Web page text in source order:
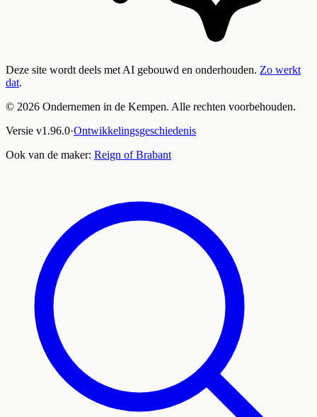
Deze site wordt deels met AI gebouwd en onderhouden. Zo werkt
dat.
© 2026 Ondernemen in de Kempen. Alle rechten voorbehouden.
Versie v1.96.0·Ontwikkelingsgeschiedenis
Ook van de maker: Reign of Brabant